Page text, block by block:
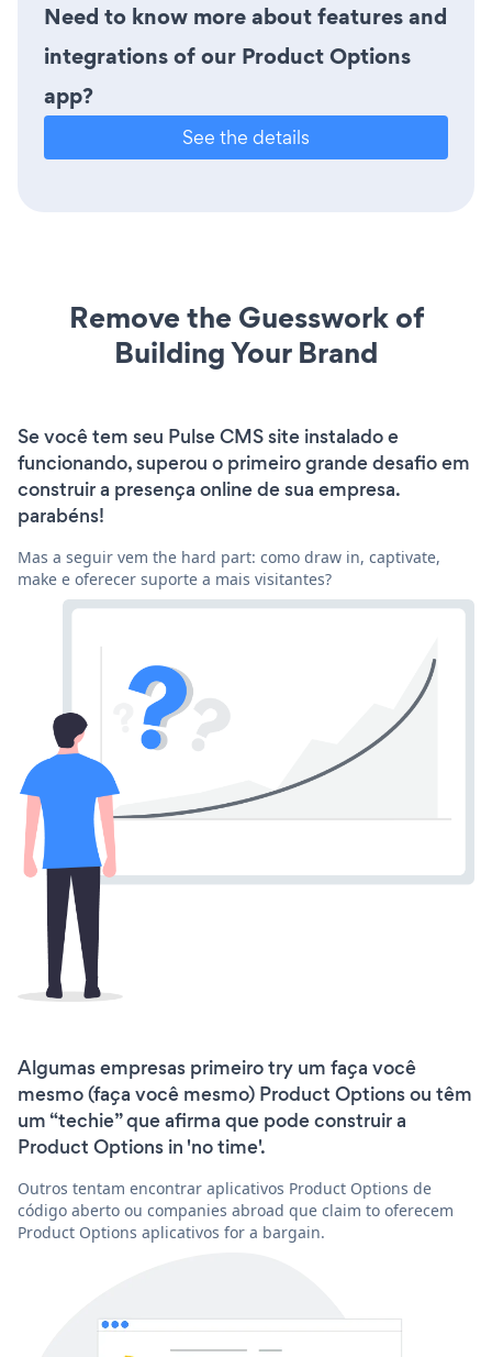
Need to know more about features and
integrations of our Product Options
app?
See the details
Remove the Guesswork of
Building Your Brand
Se você tem seu Pulse CMS site instalado e
funcionando, superou o primeiro grande desafio em
construir a presença online de sua empresa.
parabéns!
Mas a seguir vem the hard part: como draw in, captivate,
make e oferecer suporte a mais visitantes?
Algumas empresas primeiro try um faça você
mesmo (faça você mesmo) Product Options ou têm
um “techie” que afirma que pode construir a
Product Options in 'no time'.
Outros tentam encontrar aplicativos Product Options de
código aberto ou companies abroad que claim to oferecem
Product Options aplicativos for a bargain.